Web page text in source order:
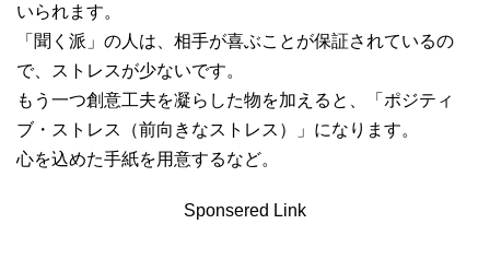
いられます。
「聞く派」の人は、相手が喜ぶことが保証されているの
で、ストレスが少ないです。
もう一つ創意工夫を凝らした物を加えると、「ポジティ
ブ・ストレス（前向きなストレス）」になります。
心を込めた手紙を用意するなど。
Sponsered Link